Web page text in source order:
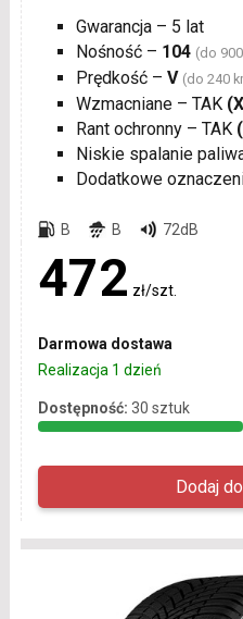
Gwarancja – 5 lat
Nośność – 104 (do
Prędkość – V (do 240
Wzmacniane – TAK
Rant ochronny – TAK
Niskie spalanie
Dodatkowe
B B 72dB
472 zł/szt.
Darmowa dostawa
Realizacja 1 dzień
Dostępność: 30 sztuk